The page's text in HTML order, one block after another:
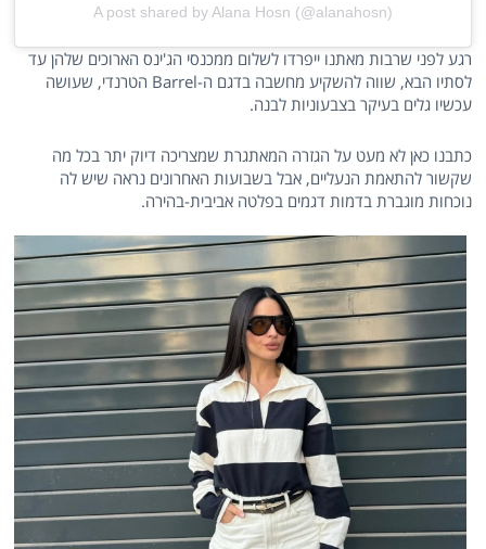
A post shared by Alana Hosn (@alanahosn)
רגע לפני שרבות מאתנו ייפרדו לשלום ממכנסי הג'ינס הארוכים שלהן עד
לסתיו הבא, שווה להשקיע מחשבה בדגם ה-Barrel הטרנדי, שעושה
עכשיו גלים בעיקר בצבעוניות לבנה.
כתבנו כאן לא מעט על הגזרה המאתגרת שמצריכה דיוק יתר בכל מה
שקשור להתאמת הנעליים, אבל בשבועות האחרונים נראה שיש לה
נוכחות מוגברת בדמות דגמים בפלטה אביבית-בהירה.